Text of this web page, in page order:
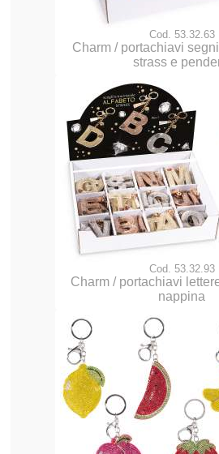
Cod. 53.32.63
Charm / portachiavi
strass e
Cod. 53.32.93
Charm / portachiavi
nappina